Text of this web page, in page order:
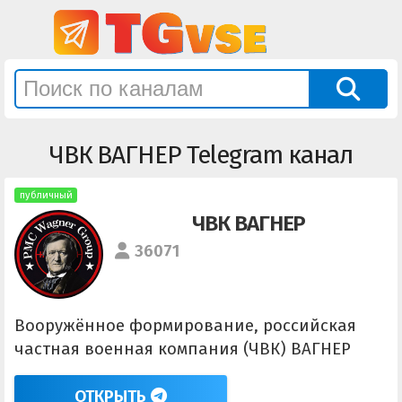
ЧВК ВАГНЕР Telegram канал
публичный
ЧВК ВАГНЕР
36071
Вооружённое формирование, российская
частная военная компания (ЧВК) ВАГНЕР
ОТКРЫТЬ